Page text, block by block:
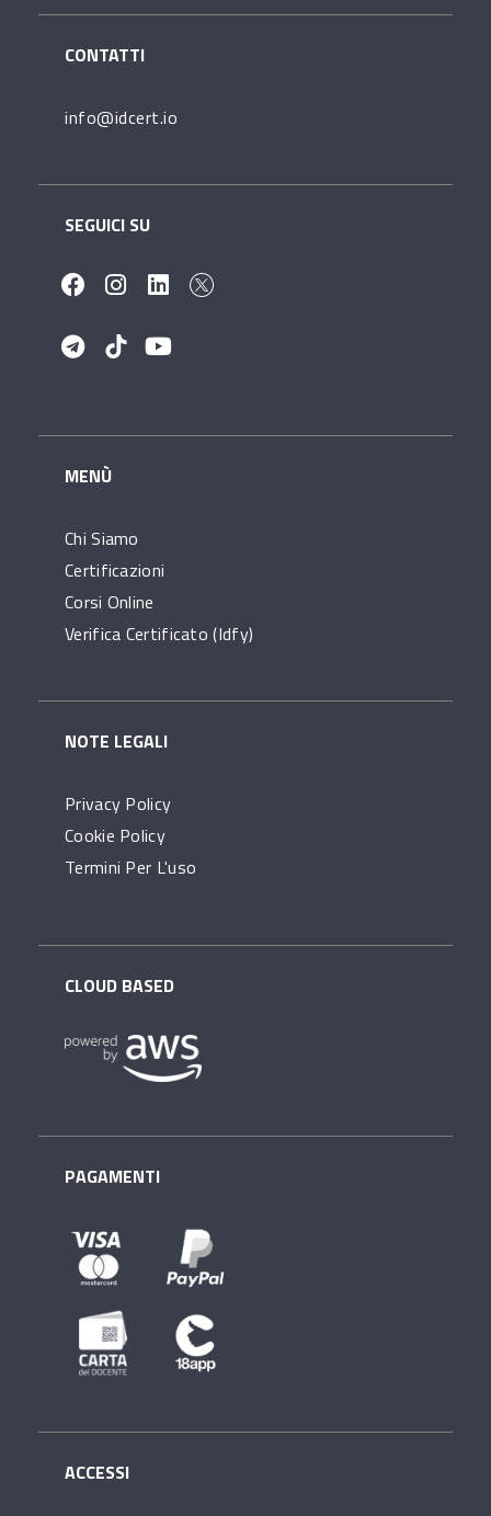
CONTATTI
info@idcert.io
SEGUICI SU
MENÙ
Chi Siamo
Certificazioni
Corsi Online
Verifica Certificato (idfy)
NOTE LEGALI
Privacy Policy
Cookie Policy
Termini Per L'uso
CLOUD BASED
PAGAMENTI
ACCESSI